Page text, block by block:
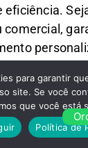
eficiência.
comercial ,
para Seu
M udança
para garantir
site. Se você
que você está
Política de